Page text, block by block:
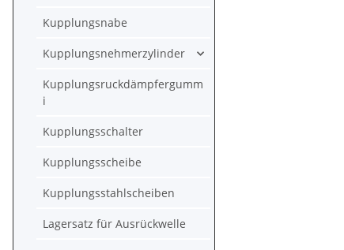
Kupplungsnabe
Kupplungsnehmerzylinder
Kupplungsruckdämpfergumm
i
Kupplungsschalter
Kupplungsscheibe
Kupplungsstahlscheiben
Lagersatz für Ausrückwelle